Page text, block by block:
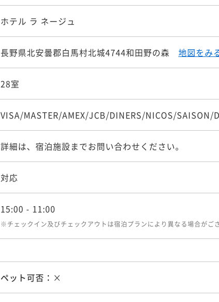
ホテル ラ ネージュ
長野県北安曇郡白馬村北城4744和田野の森 地図をみ
28室
VISA/MASTER/AMEX/JCB/DINERS/NICOS/
詳細は、宿泊施設までお問い合わせください。
対応
15:00 - 11:00
※チェックイン及びチェックアウトは宿泊プランにより異なる場合がご
ペット可否： ×